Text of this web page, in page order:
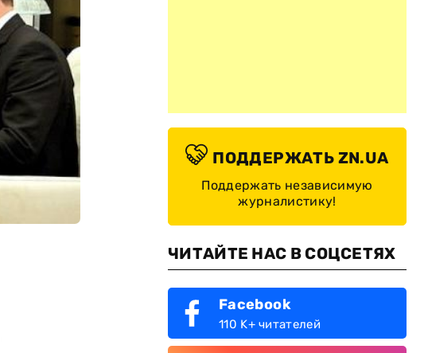
ПОДДЕРЖАТЬ ZN.UA
Поддержать независимую
журналистику!
ЧИТАЙТЕ НАС В СОЦСЕТЯХ
Facebook
110 K+ читателей